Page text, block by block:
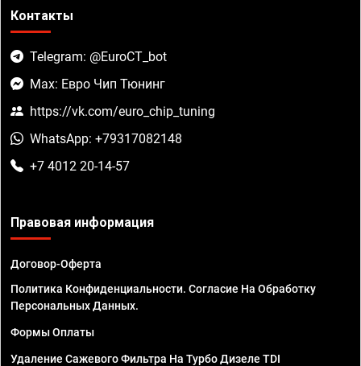
Контакты
Telegram: @EuroCT_bot
Max: Евро Чип Тюнинг
https://vk.com/euro_chip_tuning
WhatsApp: +79317082148
+7 4012 20-14-57
Правовая информация
Договор-Оферта
Политика Конфиденциальности. Согласие На Обработку
Персональных Данных.
Формы Оплаты
Удаление Сажевого Фильтра На Турбо Дизеле TDI